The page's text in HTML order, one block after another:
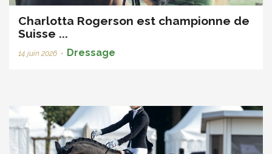
Charlotta Rogerson est championne de
Suisse ...
14 juin 2026 • Dressage